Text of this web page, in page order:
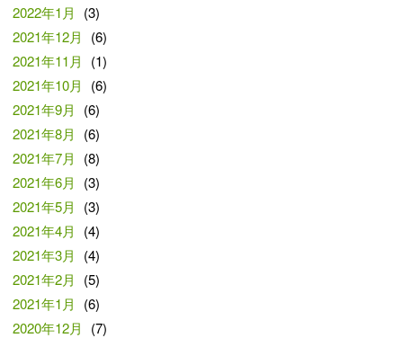
2022年1月
(3)
2021年12月
(6)
2021年11月
(1)
2021年10月
(6)
2021年9月
(6)
2021年8月
(6)
2021年7月
(8)
2021年6月
(3)
2021年5月
(3)
2021年4月
(4)
2021年3月
(4)
2021年2月
(5)
2021年1月
(6)
2020年12月
(7)